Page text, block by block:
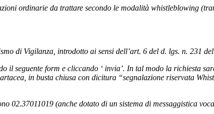
ordinarie da trattare secondo le modalità whistleblowing
di Vigilanza, introdotto ai sensi dell’art. 6 del d. lgs. n. 231
il seguente form e cliccando ‘ invia’. In tal modo la richiesta
in busta chiusa con dicitura “segnalazione riservata
02.37011019 (anche dotato di un sistema di messaggistica